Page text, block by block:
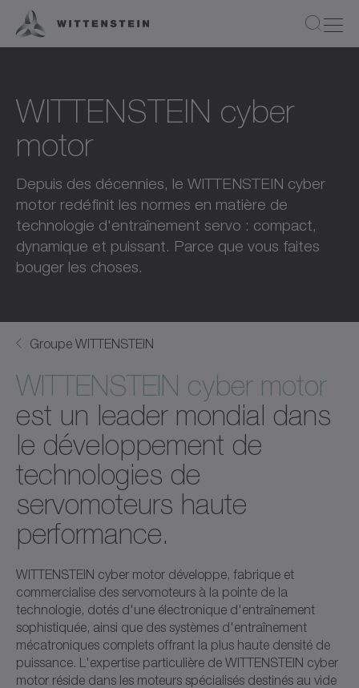
WITTENSTEIN cyber
motor
Depuis des décennies, le WITTENSTEIN cyber
motor redéfinit les normes en matière de
technologie d'entraînement servo : compact,
dynamique et puissant. Parce que vous faites
bouger les choses.
Groupe WITTENSTEIN
WITTENSTEIN cyber motor
est un leader mondial dans
le développement de
technologies de
servomoteurs haute
performance.
WITTENSTEIN cyber motor développe, fabrique et
commercialise des servomoteurs à la pointe de la
technologie, dotés d'une électronique d'entraînement
sophistiquée, ainsi que des systèmes d'entraînement
mécatroniques complets offrant la plus haute densité de
puissance. L'expertise particulière de WITTENSTEIN cyber
motor réside dans les moteurs spécialisés destinés au vide